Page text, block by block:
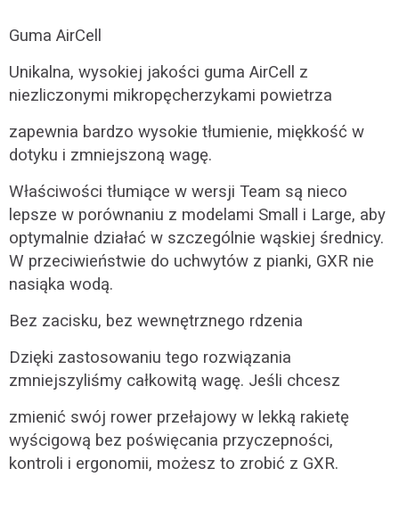
Guma AirCell
Unikalna, wysokiej jakości guma AirCell z
niezliczonymi mikropęcherzykami powietrza
zapewnia bardzo wysokie tłumienie, miękkość w
dotyku i zmniejszoną wagę.
Właściwości tłumiące w wersji Team są nieco
lepsze w porównaniu z modelami Small i Large, aby
optymalnie działać w szczególnie wąskiej średnicy.
W przeciwieństwie do uchwytów z pianki, GXR nie
nasiąka wodą.
Bez zacisku, bez wewnętrznego rdzenia
Dzięki zastosowaniu tego rozwiązania
zmniejszyliśmy całkowitą wagę. Jeśli chcesz
zmienić swój rower przełajowy w lekką rakietę
wyścigową bez poświęcania przyczepności,
kontroli i ergonomii, możesz to zrobić z GXR.